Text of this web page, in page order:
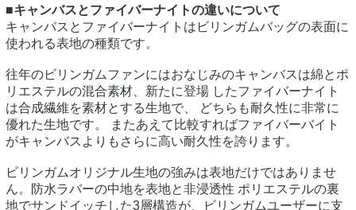
■キャンバスとファイバーナイトの違いについて
キャンバスとファイバーナイトはビリンガムバッグの表面に
使われる表地の種類です。
往年のビリンガムファンにはおなじみのキャンバスは綿とポ
リエステルの混合素材、新たに登場 したファイバーナイト
は合成繊維を素材とする生地で、 どちらも耐久性に非常に
優れた生地です。 またあえて比較すればファイバーバイト
がキャンバスよりもさらに高い耐久性を誇ります。
ビリンガムオリジナル生地の強みは表地だけではありませ
ん。防水ラバーの中地を表地と非浸透性 ポリエステルの裏
地でサンドイッチした3層構造が、ビリンガムユーザーに支